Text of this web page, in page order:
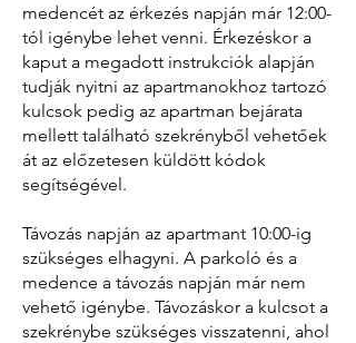
medencét az érkezés napján már 12:00-
tól igénybe lehet venni. Érkezéskor a
kaput a megadott instrukciók alapján
tudják nyitni az apartmanokhoz tartozó
kulcsok pedig az apartman bejárata
mellett található szekrényből vehetőek
át az előzetesen küldött kódok
segítségével.
Távozás napján az apartmant 10:00-ig
szükséges elhagyni. A parkoló és a
medence a távozás napján már nem
vehető igénybe. Távozáskor a kulcsot a
szekrénybe szükséges visszatenni, ahol